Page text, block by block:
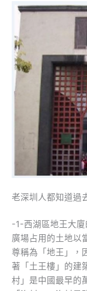
老深圳人都知道過
-1-西湖區地王大
廣場占用的土地以
尊稱為「地王」，
著「土王樓」的建
村」是中國最早的